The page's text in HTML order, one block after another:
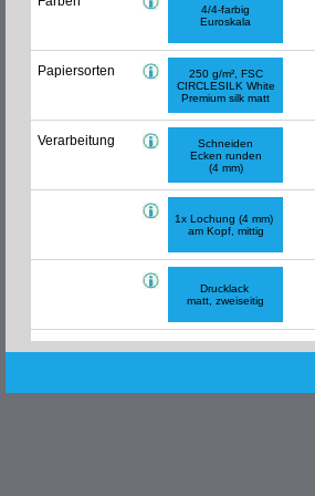
4/4-farbig
Euroskala
Papiersorten
250 g/m², FSC
CIRCLESILK White
Premium silk matt
Verarbeitung
Schneiden
Ecken runden
(4 mm)
1x Lochung (4 mm)
am Kopf, mittig
Drucklack
matt, zweiseitig